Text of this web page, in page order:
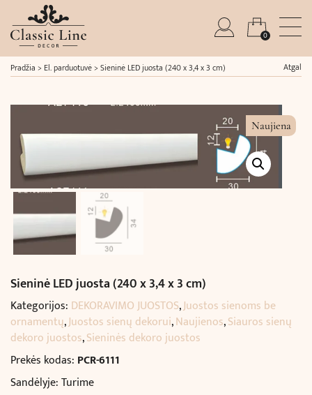
0
Pradžia > El. parduotuvė> Sieninė LED juosta (240 x 3,4 x 3 cm) Atgal
Naujiena
Sieninė LED juosta (240 x 3,4 x 3 cm)
Kategorijos: DEKORAVIMO JUOSTOS,Juostos sienoms be
ornamentų,Juostos sienų dekorui,Naujienos,Siauros sienų
dekoro juostos,Sieninės dekoro juostos
Prekės kodas: PCR-6111
Sandėlyje: Turime